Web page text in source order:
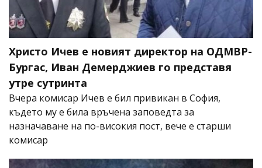
Христо Ичев е новият директор на ОДМВР-
Бургас, Иван Демерджиев го представя
утре сутринта
Вчера комисар Ичев е бил привикан в София,
където му е била връчена заповедта за
назначаване на по-високия пост, вече е старши
комисар